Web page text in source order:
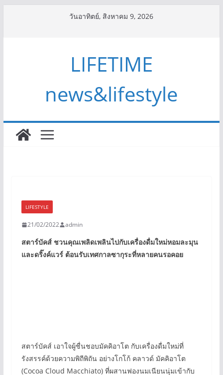
วันอาทิตย์, สิงหาคม 9, 2026
LIFETIME
news&lifestyle
LIFESTYLE
21/02/2022 admin
สตาร์บัคส์ ชวนคุณเพลิดเพลินไปกับเครื่องดื่มใหม่หอมละมุน
และดริ๊งค์แวร์ ต้อนรับเทศกาลซากุระที่หลายคนรอคอย
สตาร์บัคส์ เอาใจผู้ชื่นชอบมัคคิอาโต กับเครื่องดื่มใหม่ที่
รังสรรค์ด้วยความพิถีพิถัน อย่างโกโก้ คลาวด์ มัคคิอาโต
(Cocoa Cloud Macchiato) ที่ผสานฟองนมเนียนนุ่มเข้ากับ